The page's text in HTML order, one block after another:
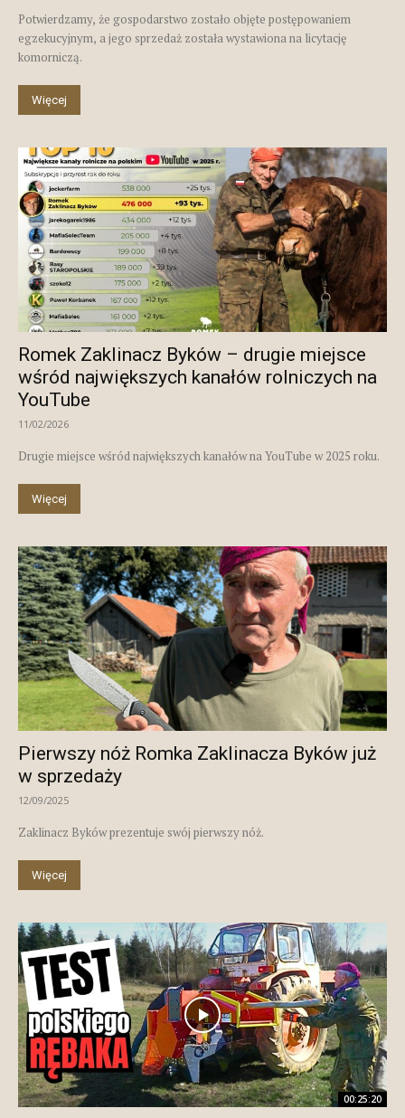
Potwierdzamy, że gospodarstwo zostało objęte postępowaniem
egzekucyjnym, a jego sprzedaż została wystawiona na licytację
komorniczą.
Więcej
Romek Zaklinacz Byków – drugie miejsce
wśród największych kanałów rolniczych na
YouTube
11/02/2026
Drugie miejsce wśród największych kanałów na YouTube w 2025 roku.
Więcej
Pierwszy nóż Romka Zaklinacza Byków już
w sprzedaży
12/09/2025
Zaklinacz Byków prezentuje swój pierwszy nóż.
Więcej
00:25:20